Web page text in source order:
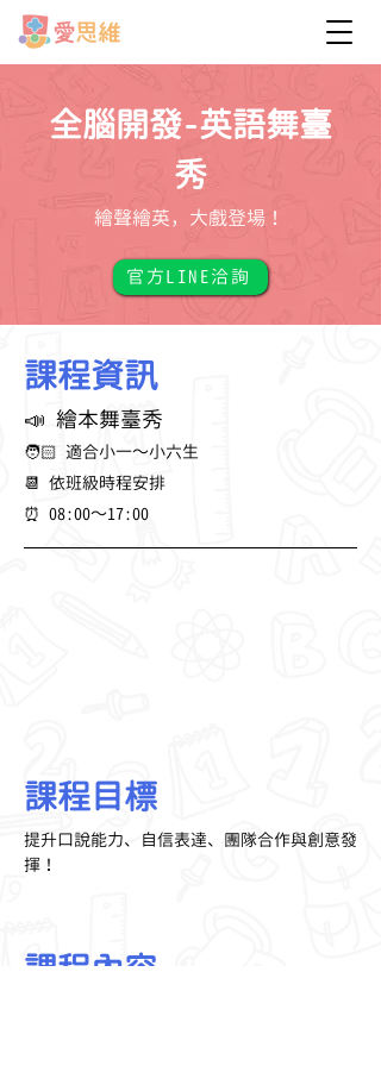
全腦開發-英語舞臺
秀
繪聲繪英，大戲登場！
官方LINE洽詢
課程資訊
📣 繪本舞臺秀
🧑🏻 適合小一～小六生
📆 依班級時程安排
⏰ 08:00～17:00
課程目標
提升口說能力、自信表達、團隊合作與創意發
揮！
課程內容